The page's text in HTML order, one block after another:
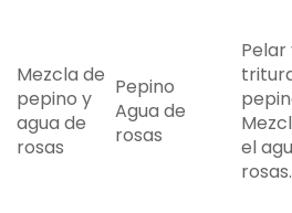
Mezcla de
pepino y
agua de
rosas
Pepino
Agua de
rosas
Pelar
el
rosas.